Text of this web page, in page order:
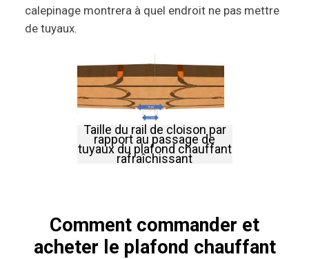
calepinage montrera à quel endroit ne pas mettre
de tuyaux.
Taille du rail de cloison par
rapport au passage de
tuyaux du plafond chauffant
rafraîchissant
Comment commander et
acheter le plafond chauffant